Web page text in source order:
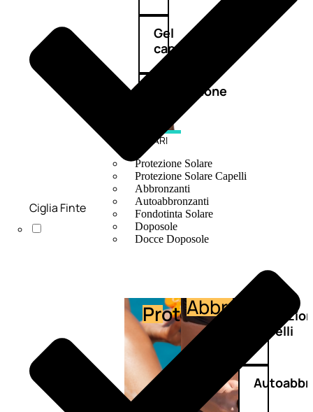
Gel
capelli
Colorazione
SOLARI
Protezione Solare
Protezione Solare Capelli
Abbronzanti
Autoabbronzanti
Fondotinta Solare
Doposole
Docce Doposole
ProtezioneAbbronzante
capelli
Ciglia Finte